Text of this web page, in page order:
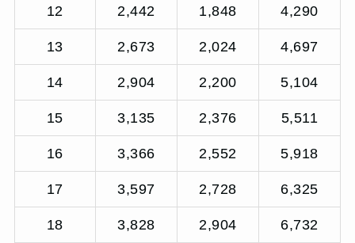
12 2,442 1,848 4,290
13 2,673 2,024 4,697
14 2,904 2,200 5,104
15 3,135 2,376 5,511
16 3,366 2,552 5,918
17 3,597 2,728 6,325
18 3,828 2,904 6,732